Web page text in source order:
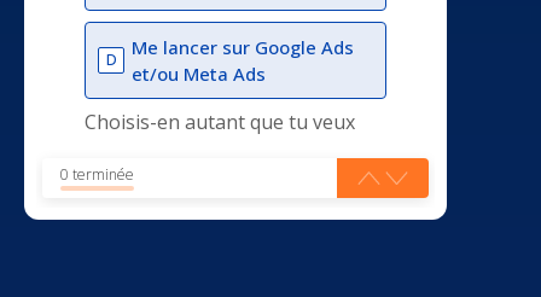
D
Me lancer sur Google Ads
et/ou Meta Ads
Choisis-en autant que tu veux
0 terminée